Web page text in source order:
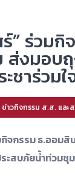
” ร่วม
ส่งมอ
ชาร่วมใ
ข่าวกิจกรรม ส.ส. และ
กรรม ธ.ออมสิ
สบภัยน้ำท่วมชุ